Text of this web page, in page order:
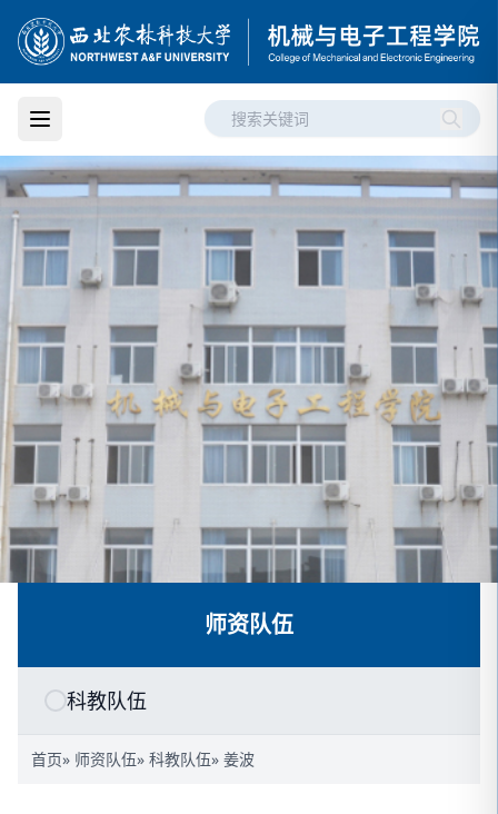
师资队伍
科教队伍
首页» 师资队伍» 科教队伍» 姜波